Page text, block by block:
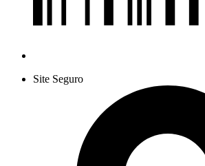
Site Seguro